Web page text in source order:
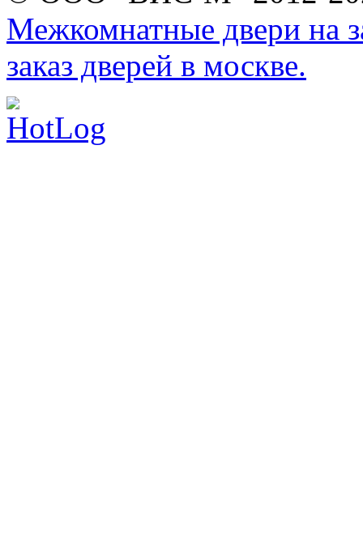
Межкомнатные двери на
заказ дверей в москве.